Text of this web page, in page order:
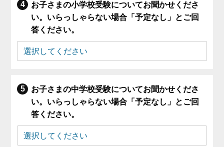
お子さまの小学校受験についてお聞かせくださ
い。いらっしゃらない場合「予定なし」とご回
答ください。
お子さまの中学校受験についてお聞かせくださ
い。いらっしゃらない場合「予定なし」とご回
答ください。